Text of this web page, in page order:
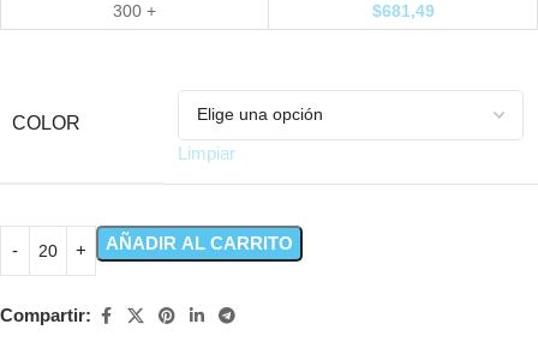
300 +
$681,49
COLOR
Limpiar
AÑADIR AL CARRITO
Compartir: